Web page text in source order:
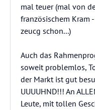
mal teuer (mal von
französischem Kram
zeucg schon...)
Auch das
soweit problemlos,
der Markt ist gut
UUUUHND!!! An
Leute, mit tollen